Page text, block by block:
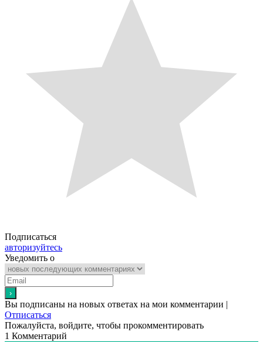
Подписаться
авторизуйтесь
Уведомить о
Вы подписаны на новых ответах на мои комментарии |
Отписаться
Пожалуйста, войдите, чтобы прокомментировать
1 Комментарий